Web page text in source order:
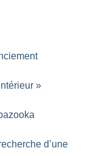
»
d’une